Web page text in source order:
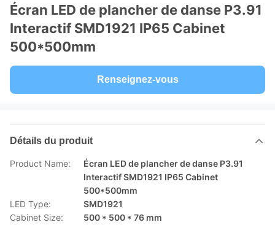
Écran LED de plancher de danse P3.91
Interactif SMD1921 IP65 Cabinet
500*500mm
Renseignez-vous
Détails du produit
Product Name:
Écran LED de plancher de danse P3.91
Interactif SMD1921 IP65 Cabinet
500*500mm
LED Type:
SMD1921
Cabinet Size:
500 * 500 * 76 mm